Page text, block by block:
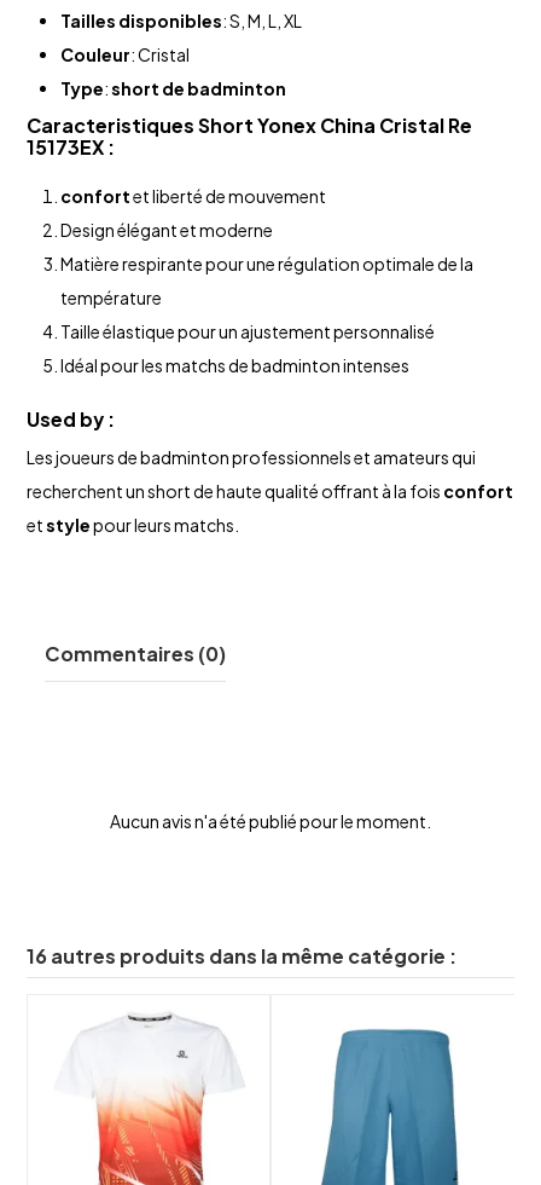
Tailles disponibles: S, M, L, XL
Couleur: Cristal
Type:short de badminton
Caracteristiques Short YonexChina Cristal Re
15173EX :
confortet liberté de mouvement
Design élégant et moderne
Matière respirante pour une régulation optimale de la
température
Taille élastique pour un ajustement personnalisé
Idéal pour les matchs de badminton intenses
Used by :
Les joueurs de badminton professionnels et amateurs qui
recherchent un short de haute qualité offrant à la fois confort
etstylepour leurs matchs.
Commentaires (0)
Aucun avis n'a été publié pour le moment.
16 autres produits dans la même catégorie :
shuffle
favorite_border